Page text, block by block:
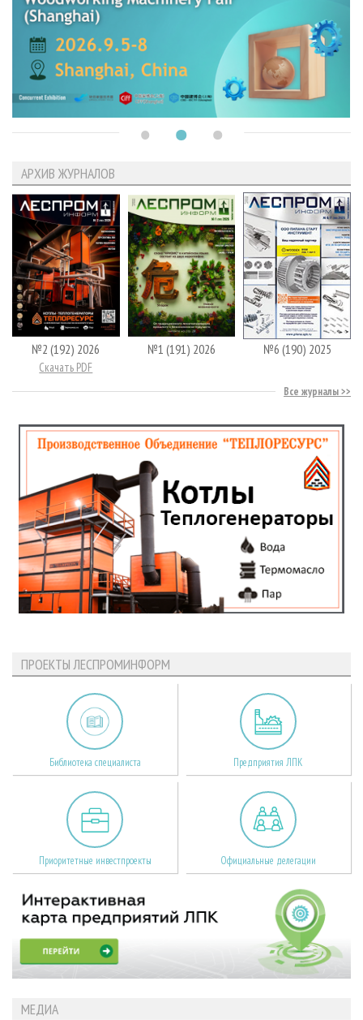
АРХИВ ЖУРНАЛОВ
№2 (192) 2026
Скачать PDF
№1 (191) 2026 №6 (190) 2025
Все журналы
ПРОЕКТЫ ЛЕСПРОМИНФОРМ
Библиотека специалиста Предприятия ЛПК
Приоритетные инвестпроекты Официальные делегации
МЕДИА